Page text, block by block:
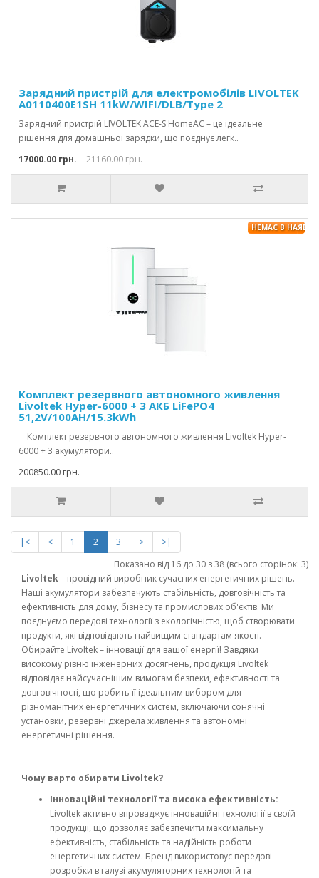
Зарядний пристрій для електромобілів LIVOLTEK
A0110400E1SH 11kW/WIFI/DLB/Type 2
Зарядний пристрій LIVOLTEK ACE-S HomeAC – це ідеальне
рішення для домашньої зарядки, що поєднує легк..
17000.00 грн.
21160.00 грн.
Комплект резервного автономного живлення
Livoltek Hyper-6000 + 3 АКБ LiFePO4
51,2V/100AH/15.3kWh
Комплект резервного автономного живлення Livoltek Hyper-
6000 + 3 акумулятори..
НЕМАЄ В
200850.00 грн.
|< < 1 2 3 >
>|
Показано від 16 до 30 з 38 (всього сторінок: 3)
Livoltek– провідний виробник сучасних енергетичних рішень.
Наші акумулятори забезпечують стабільність, довговічність та
ефективність для дому, бізнесу та промислових об'єктів. Ми
поєднуємо передові технології з екологічністю, щоб створювати
продукти, які відповідають найвищим стандартам якості.
Обирайте Livoltek – інновації для вашої енергії! Завдяки
високому рівню інженерних досягнень, продукція Livoltek
відповідає найсучаснішим вимогам безпеки, ефективності та
довговічності, що робить її ідеальним вибором для
різноманітних енергетичних систем, включаючи сонячні
установки, резервні джерела живлення та автономні
енергетичні рішення.
Чому варто обирати Livoltek?
Інноваційні технології та висока ефективність:
Livoltek активно впроваджує інноваційні технології в своїй
продукції, що дозволяє забезпечити максимальну
ефективність, стабільність та надійність роботи
енергетичних систем. Бренд використовує передові
розробки в галузі акумуляторних технологій та